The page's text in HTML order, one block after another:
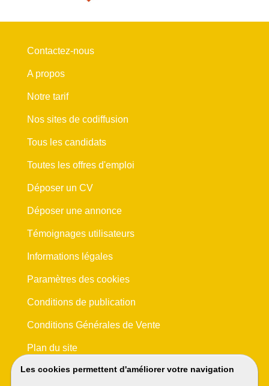
Les cookies permettent d'améliorer votre navigation
Contactez-nous
A propos
Notre tarif
Nos sites de codiffusion
Tous les candidats
Toutes les offres d'emploi
Déposer un CV
Déposer une annonce
Témoignages utilisateurs
Informations légales
Paramètres des cookies
Conditions de publication
Conditions Générales de Vente
Plan du site